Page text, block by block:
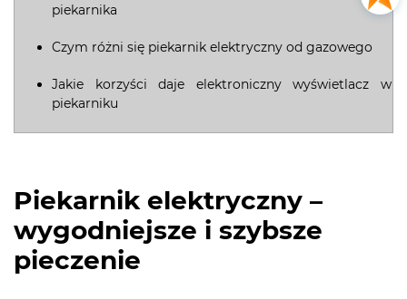
piekarnika
Czym różni się piekarnik elektryczny od gazowego
Jakie korzyści daje elektroniczny wyświetlacz w
piekarniku
Piekarnik elektryczny –
wygodniejsze i szybsze
pieczenie